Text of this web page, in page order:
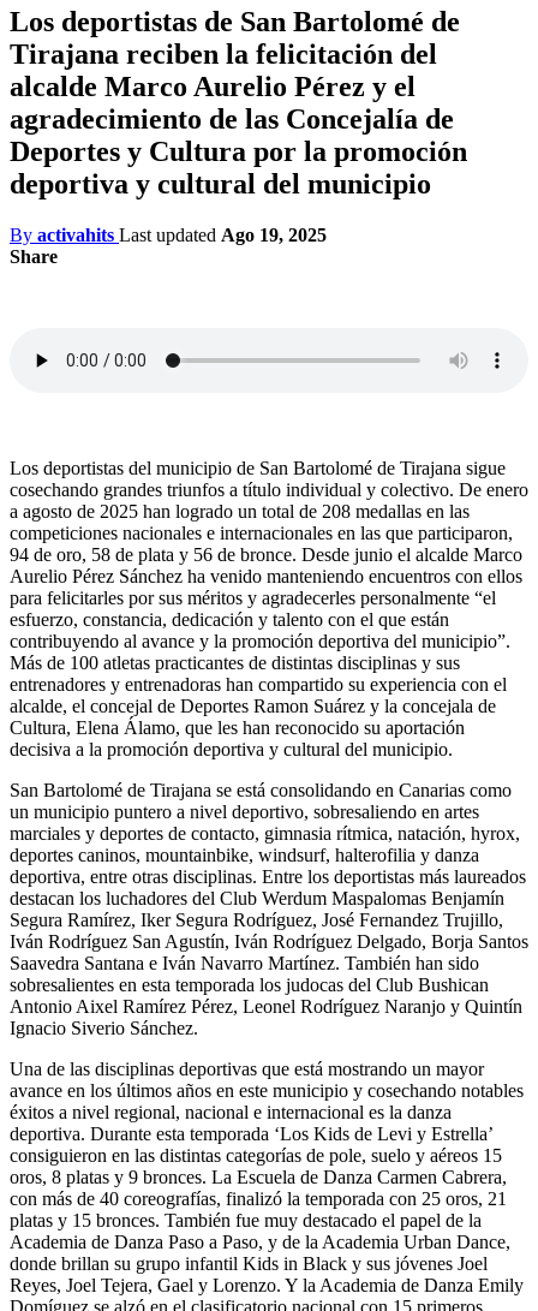
Los deportistas de San Bartolomé de
Tirajana reciben la felicitación del
alcalde Marco Aurelio Pérez y el
agradecimiento de las Concejalía de
Deportes y Cultura por la promoción
deportiva y cultural del municipio
By activahits Last updated Ago 19, 2025
Share
Los deportistas del municipio de San Bartolomé de Tirajana sigue
cosechando grandes triunfos a título individual y colectivo. De enero
a agosto de 2025 han logrado un total de 208 medallas en las
competiciones nacionales e internacionales en las que participaron,
94 de oro, 58 de plata y 56 de bronce. Desde junio el alcalde Marco
Aurelio Pérez Sánchez ha venido manteniendo encuentros con ellos
para felicitarles por sus méritos y agradecerles personalmente “el
esfuerzo, constancia, dedicación y talento con el que están
contribuyendo al avance y la promoción deportiva del municipio”.
Más de 100 atletas practicantes de distintas disciplinas y sus
entrenadores y entrenadoras han compartido su experiencia con el
alcalde, el concejal de Deportes Ramon Suárez y la concejala de
Cultura, Elena Álamo, que les han reconocido su aportación
decisiva a la promoción deportiva y cultural del municipio.
San Bartolomé de Tirajana se está consolidando en Canarias como
un municipio puntero a nivel deportivo, sobresaliendo en artes
marciales y deportes de contacto, gimnasia rítmica, natación, hyrox,
deportes caninos, mountainbike, windsurf, halterofilia y danza
deportiva, entre otras disciplinas. Entre los deportistas más laureados
destacan los luchadores del Club Werdum Maspalomas Benjamín
Segura Ramírez, Iker Segura Rodríguez, José Fernandez Trujillo,
Iván Rodríguez San Agustín, Iván Rodríguez Delgado, Borja Santos
Saavedra Santana e Iván Navarro Martínez. También han sido
sobresalientes en esta temporada los judocas del Club Bushican
Antonio Aixel Ramírez Pérez, Leonel Rodríguez Naranjo y Quintín
Ignacio Siverio Sánchez.
Una de las disciplinas deportivas que está mostrando un mayor
avance en los últimos años en este municipio y cosechando notables
éxitos a nivel regional, nacional e internacional es la danza
deportiva. Durante esta temporada ‘Los Kids de Levi y Estrella’
consiguieron en las distintas categorías de pole, suelo y aéreos 15
oros, 8 platas y 9 bronces. La Escuela de Danza Carmen Cabrera,
con más de 40 coreografías, finalizó la temporada con 25 oros, 21
platas y 15 bronces. También fue muy destacado el papel de la
Academia de Danza Paso a Paso, y de la Academia Urban Dance,
donde brillan su grupo infantil Kids in Black y sus jóvenes Joel
Reyes, Joel Tejera, Gael y Lorenzo. Y la Academia de Danza Emily
Domíguez se alzó en el clasificatorio nacional con 15 primeros